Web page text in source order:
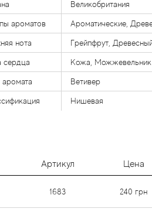
Великобритания
ароматов Ароматические,
нота Грейпфрут,
сердца Кожа, Можжевельник
аромата Ветивер
Нишевая
Артикул Цена
1683 240 грн